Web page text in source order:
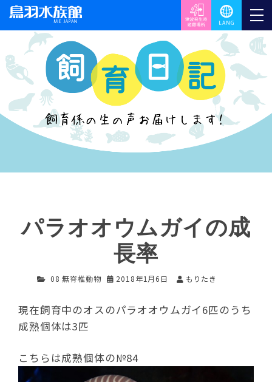
パラオオウムガイの成
長率
08 無脊椎動物 2018年1月6日 もりたき
現在飼育中のオスのパラオオウムガイ6匹のうち
成熟個体は3匹
こちらは成熟個体の№84